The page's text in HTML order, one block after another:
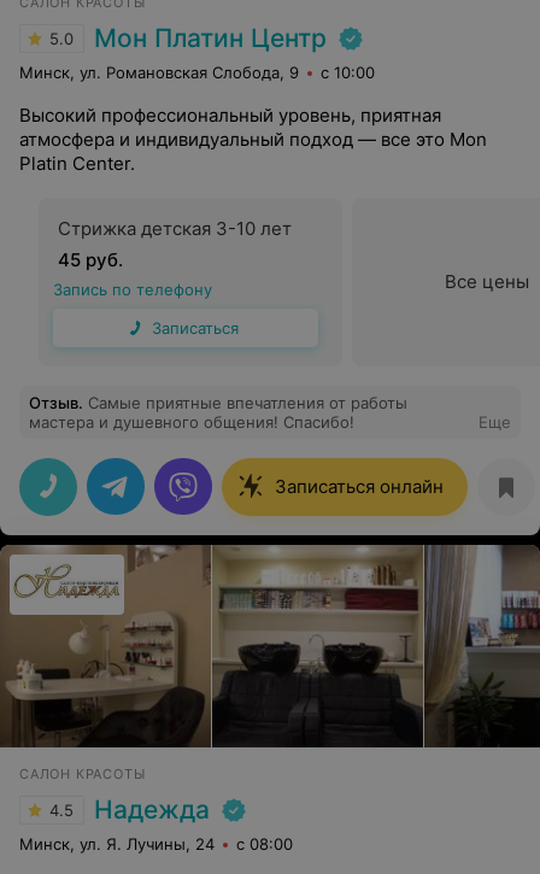
5.0 Мон Платин Центр
Минск, ул. Романовская Слобода, 9 с 10:00
Высокий профессиональный уровень, приятная
атмосфера и индивидуальный подход — все это Mon
Platin Center.
Стрижка детская 3-10 лет
45 руб.
Запись по телефону
Записаться
Все цены
Отзыв. Самые приятные впечатления от работы
мастера и душевного общения! Спасибо!
Еще
Записаться онлайн
САЛОН КРАСОТЫ
4.5 Надежда
Минск, ул. Я. Лучины, 24 с 08:00